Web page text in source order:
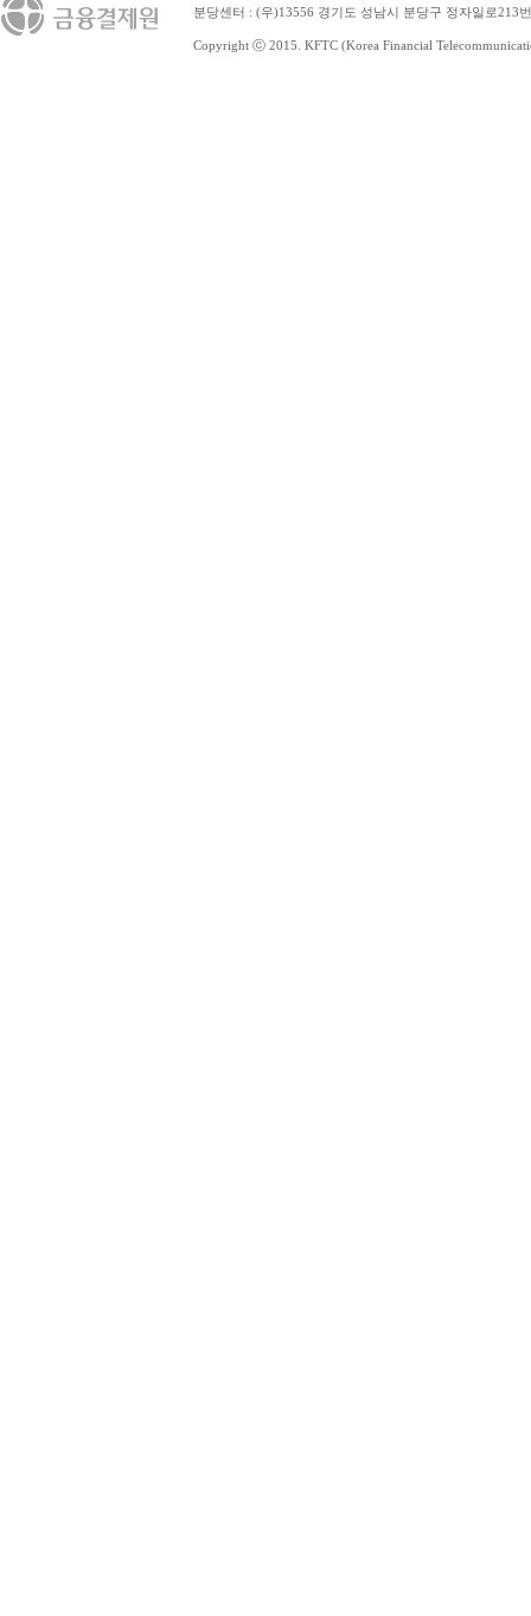
분당센터 : (우)13556 경기도 성남시 분당구 정자일로213
Copyright ⓒ 2015. KFTC (Korea Financial